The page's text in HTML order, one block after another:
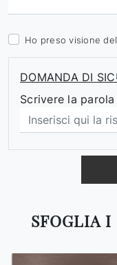
SFOGLIA
Ho preso visione
DOMANDA DI
Scrivere la